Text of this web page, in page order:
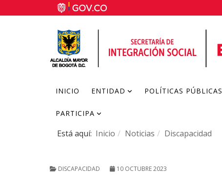
INICIO ENTIDAD POLÍTICAS PÚBLICAS
PARTICIPA
Está aquí: Inicio Noticias Discapacidad
DISCAPACIDAD 10 OCTUBRE 2023